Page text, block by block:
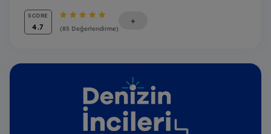
SCORE
4.7 (85 Değerlendirme)
+